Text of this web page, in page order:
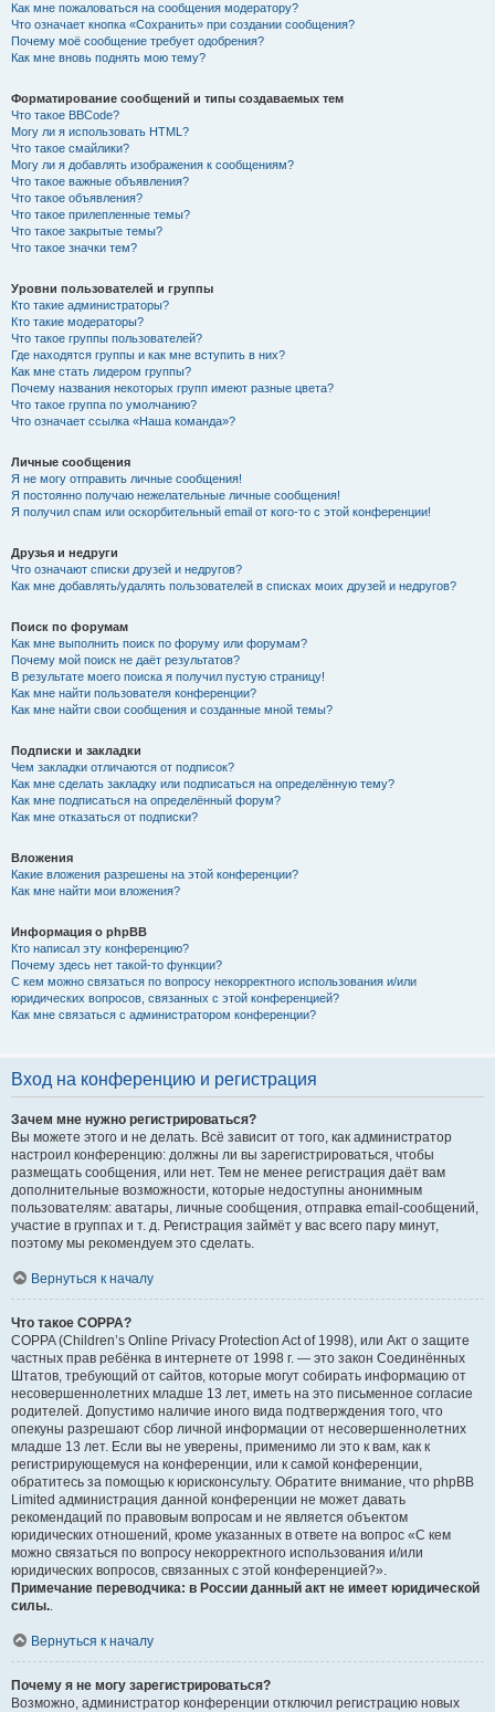
Как мне пожаловаться на сообщения модератору?
Что означает кнопка «Сохранить» при создании сообщения?
Почему моё сообщение требует одобрения?
Как мне вновь поднять мою тему?
Форматирование сообщений и типы создаваемых тем
Что такое BBCode?
Могу ли я использовать HTML?
Что такое смайлики?
Могу ли я добавлять изображения к сообщениям?
Что такое важные объявления?
Что такое объявления?
Что такое прилепленные темы?
Что такое закрытые темы?
Что такое значки тем?
Уровни пользователей и группы
Кто такие администраторы?
Кто такие модераторы?
Что такое группы пользователей?
Где находятся группы и как мне вступить в них?
Как мне стать лидером группы?
Почему названия некоторых групп имеют разные цвета?
Что такое группа по умолчанию?
Что означает ссылка «Наша команда»?
Личные сообщения
Я не могу отправить личные сообщения!
Я постоянно получаю нежелательные личные сообщения!
Я получил спам или оскорбительный email от кого-то с этой конференции!
Друзья и недруги
Что означают списки друзей и недругов?
Как мне добавлять/удалять пользователей в списках моих друзей и недругов?
Поиск по форумам
Как мне выполнить поиск по форуму или форумам?
Почему мой поиск не даёт результатов?
В результате моего поиска я получил пустую страницу!
Как мне найти пользователя конференции?
Как мне найти свои сообщения и созданные мной темы?
Подписки и закладки
Чем закладки отличаются от подписок?
Как мне сделать закладку или подписаться на определённую тему?
Как мне подписаться на определённый форум?
Как мне отказаться от подписки?
Вложения
Какие вложения разрешены на этой конференции?
Как мне найти мои вложения?
Информация о phpBB
Кто написал эту конференцию?
Почему здесь нет такой-то функции?
С кем можно связаться по вопросу некорректного использования и/или
юридических вопросов, связанных с этой конференцией?
Как мне связаться с администратором конференции?
Вход на конференцию и регистрация
Зачем мне нужно регистрироваться?
Вы можете этого и не делать. Всё зависит от того, как администратор
настроил конференцию: должны ли вы зарегистрироваться, чтобы
размещать сообщения, или нет. Тем не менее регистрация даёт вам
дополнительные возможности, которые недоступны анонимным
пользователям: аватары, личные сообщения, отправка email-сообщений,
участие в группах и т. д. Регистрация займёт у вас всего пару минут,
поэтому мы рекомендуем это сделать.
Вернуться к началу
Что такое COPPA?
COPPA (Children’s Online Privacy Protection Act of 1998), или Акт о защите
частных прав ребёнка в интернете от 1998 г. — это закон Соединённых
Штатов, требующий от сайтов, которые могут собирать информацию от
несовершеннолетних младше 13 лет, иметь на это письменное согласие
родителей. Допустимо наличие иного вида подтверждения того, что
опекуны разрешают сбор личной информации от несовершеннолетних
младше 13 лет. Если вы не уверены, применимо ли это к вам, как к
регистрирующемуся на конференции, или к самой конференции,
обратитесь за помощью к юрисконсульту. Обратите внимание, что phpBB
Limited администрация данной конференции не может давать
рекомендаций по правовым вопросам и не является объектом
юридических отношений, кроме указанных в ответе на вопрос «С кем
можно связаться по вопросу некорректного использования и/или
юридических вопросов, связанных с этой конференцией?».
Примечание переводчика: в России данный акт не имеет юридической
силы..
Вернуться к началу
Почему я не могу зарегистрироваться?
Возможно, администратор конференции отключил регистрацию новых